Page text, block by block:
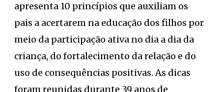
apresenta 10 princípios que auxiliam os
pais a acertarem na educação dos filhos por
meio da participação ativa no dia a dia da
criança, do fortalecimento da relação e do
uso de consequências positivas. As dicas
foram reunidas durante 39 anos de